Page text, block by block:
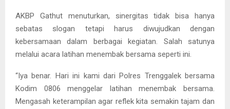
AKBP Gathut menuturkan, sinergitas tidak bisa hanya
sebatas slogan tetapi harus diwujudkan dengan
kebersamaan dalam berbagai kegiatan. Salah satunya
melalui acara latihan menembak bersama seperti ini.
“Iya benar. Hari ini kami dari Polres Trenggalek bersama
Kodim 0806 menggelar latihan menembak bersama.
Mengasah keterampilan agar reflek kita semakin tajam dan